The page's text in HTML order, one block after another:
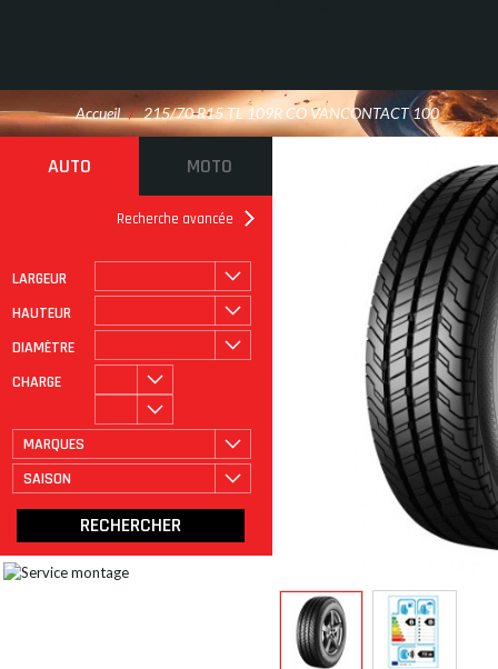
Accueil / 215/70 R15 TL 109R CO VANCONTACT 100
AUTO MOTO
Recherche avancée
LARGEUR
HAUTEUR
DIAMÈTRE
CHARGE
MARQUES
SAISON
ROULAGE À PLAT